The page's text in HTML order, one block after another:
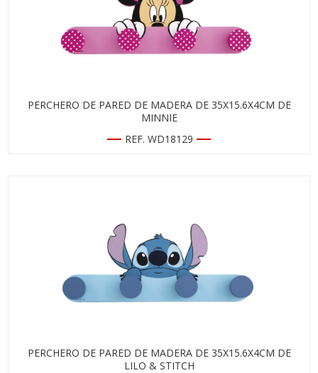
PERCHERO DE PARED DE MADERA DE 35X15.6X4CM DE
MINNIE
REF. WD18129
PERCHERO DE PARED DE MADERA DE 35X15.6X4CM DE
LILO & STITCH